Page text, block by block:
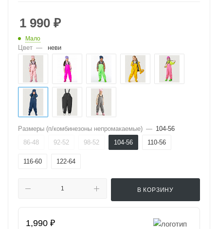
1 990 ₽
Мало
Цвет — неви
Размеры (п/комбинезоны непромакаемые) — 104-56
86-48
92-52 98-52 104-56 110-56
116-60 122-64
В КОРЗИНУ
1,990 ₽